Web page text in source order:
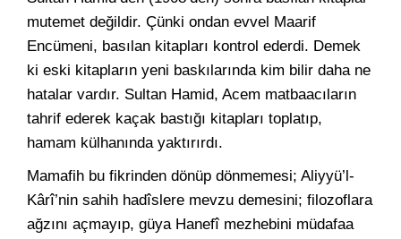
mutemet değildir. Çünki ondan evvel Maarif
Encümeni, basılan kitapları kontrol ederdi. Demek
ki eski kitapların yeni baskılarında kim bilir daha ne
hatalar vardır. Sultan Hamid, Acem matbaacıların
tahrif ederek kaçak bastığı kitapları toplatıp,
hamam külhanında yaktırırdı.
Mamafih bu fikrinden dönüp dönmemesi; Aliyyü’l-
Kârî’nin sahih hadîslere mevzu demesini; filozoflara
ağzını açmayıp, güya Hanefî mezhebini müdafaa